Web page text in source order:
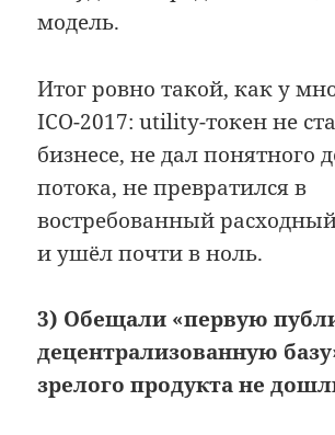
модель.
Итог ровно такой, как у
ICO-2017: utility-токен не
бизнесе, не дал понятного
потока, не превратился в
востребованный
и ушёл почти в ноль.
3) Обещали «первую
децентрализованную
зрелого продукта не